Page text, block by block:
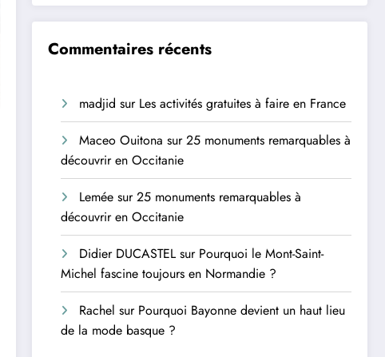
Commentaires récents
madjid sur Les activités gratuites à faire en France
Maceo Ouitona sur25 monuments remarquables à
découvrir en Occitanie
Lemée sur25 monuments remarquables à
découvrir en Occitanie
Didier DUCASTEL sur Pourquoi le Mont-Saint-
Michel fascine toujours en Normandie ?
Rachel sur Pourquoi Bayonne devient un haut lieu
de la mode basque ?